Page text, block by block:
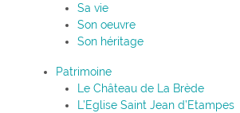
Sa vie
Son oeuvre
Son héritage
Patrimoine
Le Château de La Brède
L’Eglise Saint Jean d’Etampes